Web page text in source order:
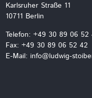
Karlsruher Straße 11
10711 Berlin
Telefon: +49 30 89 06 52
Fax: +49 30 89 06 52 42
E-Mail: info@ludwig-